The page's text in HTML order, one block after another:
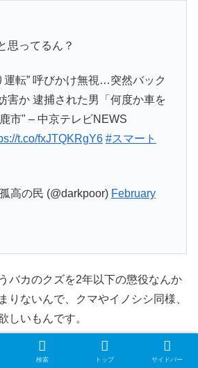
思ってるん？
運転” 呼びかけ無視…突然バック
害か 逮捕された男「何度か車を
市" – 中京テレビNEWS
t.co/fxJTQKRgY6 #スマート
の民 (@darkpoor) February
バカのクズを2年以下の懲役なんか
りないんで、クマやイノシシ同様、
しいもんです。
検索 トップ サイドバー